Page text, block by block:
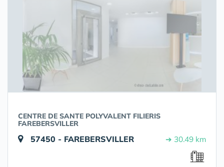
CENTRE DE SANTE POLYVALENT FILIERIS
FAREBERSVILLER
57450 - FAREBERSVILLER ➔ 30.49 km